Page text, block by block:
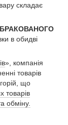
складає
в обидві
», компанія
товарів
що
товарів
обміну.